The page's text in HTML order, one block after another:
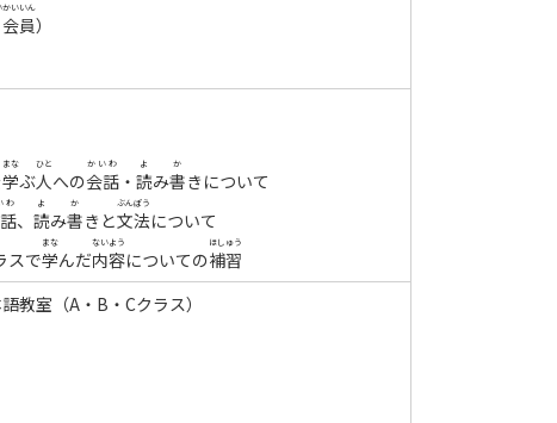
会員
かいいん
）
学
まな
ぶ人
ひと
への会話
かいわ
・ 読み書
よ か
きについて
わ
、 読み書
よ か
きと文法
ぶんぽう
について
スで学
まな
んだ内容
ないよう
についての補習
ほしゅう
室（A・B・Cクラス）